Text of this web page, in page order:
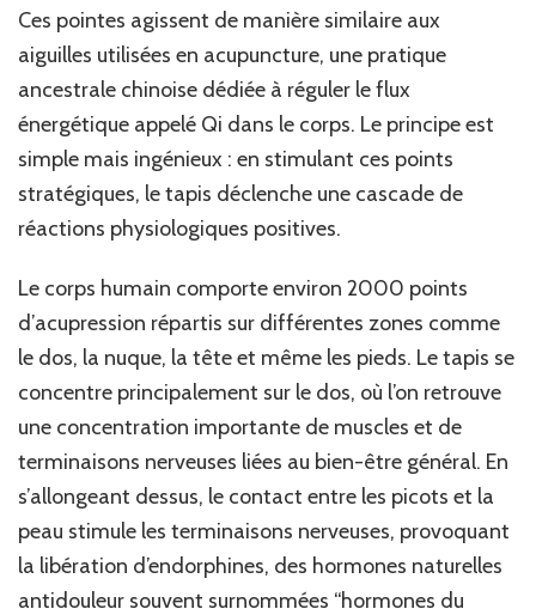
Ces pointes agissent de manière similaire aux
aiguilles utilisées en acupuncture, une pratique
ancestrale chinoise dédiée à réguler le flux
énergétique appelé Qi dans le corps. Le principe est
simple mais ingénieux : en stimulant ces points
stratégiques, le tapis déclenche une cascade de
réactions physiologiques positives.
Le corps humain comporte environ 2000 points
d’acupression répartis sur différentes zones comme
le dos, la nuque, la tête et même les pieds. Le tapis se
concentre principalement sur le dos, où l’on retrouve
une concentration importante de muscles et de
terminaisons nerveuses liées au bien-être général. En
s’allongeant dessus, le contact entre les picots et la
peau stimule les terminaisons nerveuses, provoquant
la libération d’endorphines, des hormones naturelles
antidouleur souvent surnommées “hormones du